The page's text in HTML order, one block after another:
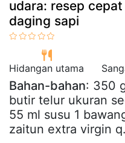
udara: resep
daging sapi
Hidangan utama
Bahan-bahan: 350
butir telur ukuran
55 ml susu 1
zaitun extra virgin